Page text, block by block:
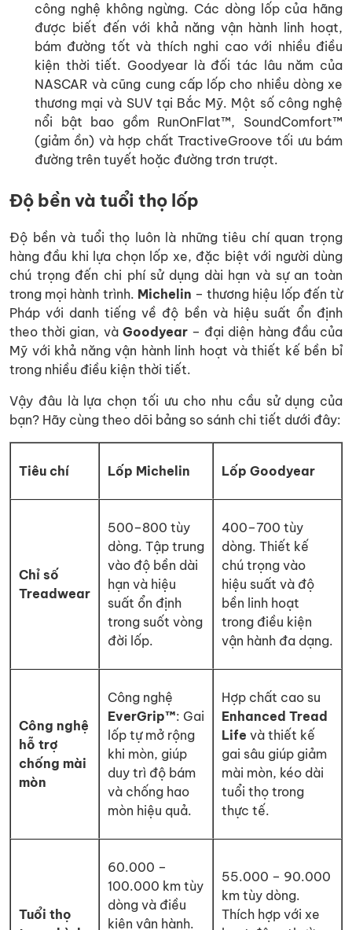
công nghệ không ngừng. Các dòng lốp của hãng
được biết đến với khả năng vận hành linh hoạt,
bám đường tốt và thích nghi cao với nhiều điều
kiện thời tiết. Goodyear là đối tác lâu năm của
NASCAR và cũng cung cấp lốp cho nhiều dòng xe
thương mại và SUV tại Bắc Mỹ. Một số công nghệ
nổi bật bao gồm RunOnFlat™, SoundComfort™
(giảm ồn) và hợp chất TractiveGroove tối ưu bám
đường trên tuyết hoặc đường trơn trượt.
Độ bền và tuổi thọ lốp
Độ bền và tuổi thọ luôn là những tiêu chí quan trọng
hàng đầu khi lựa chọn lốp xe, đặc biệt với người dùng
chú trọng đến chi phí sử dụng dài hạn và sự an toàn
trong mọi hành trình. Michelin – thương hiệu lốp đến từ
Pháp với danh tiếng về độ bền và hiệu suất ổn định
theo thời gian, và Goodyear– đại diện hàng đầu của
Mỹ với khả năng vận hành linh hoạt và thiết kế bền bỉ
trong nhiều điều kiện thời tiết.
Vậy đâu là lựa chọn tối ưu cho nhu cầu sử dụng của
bạn? Hãy cùng theo dõi bảng so sánh chi tiết dưới đây:
Tiêu chí Lốp Michelin Lốp Goodyear
Chỉ số
Treadwear
500–800 tùy
dòng. Tập trung
vào độ bền dài
hạn và hiệu
suất ổn định
trong suốt vòng
đời lốp.
400–700 tùy
dòng. Thiết kế
chú trọng vào
hiệu suất và độ
bền linh hoạt
trong điều kiện
vận hành đa dạng.
Công nghệ
hỗ trợ
chống mài
mòn
Công nghệ
EverGrip™: Gai
lốp tự mở rộng
khi mòn, giúp
duy trì độ bám
và chống hao
mòn hiệu quả.
Hợp chất cao su
Enhanced Tread
Life và thiết kế
gai sâu giúp giảm
mài mòn, kéo dài
tuổi thọ trong
thực tế.
Tuổi thọ
60.000 –
100.000 km tùy
dòng và điều
kiện vận hành.
55.000 – 90.000
km tùy dòng.
Thích hợp với xe